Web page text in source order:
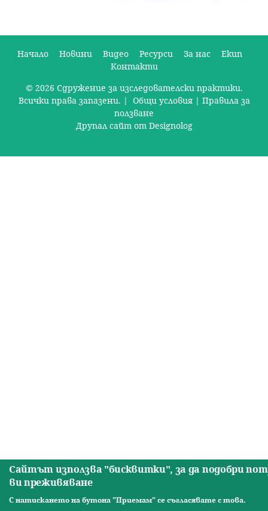
с
в
Начало Новини Видео Ресурси За нас
Екип
Контакти
© 2026 Сдружение за изследователски практики.
Всички права запазени. | Общи условия| Правила за
ползване
Друпал сайт от Designolog
Сайтът използва "бисквитки", за да подобри
ви преживяване
С натискането на бутона "Приемам" се съгласявате с това.